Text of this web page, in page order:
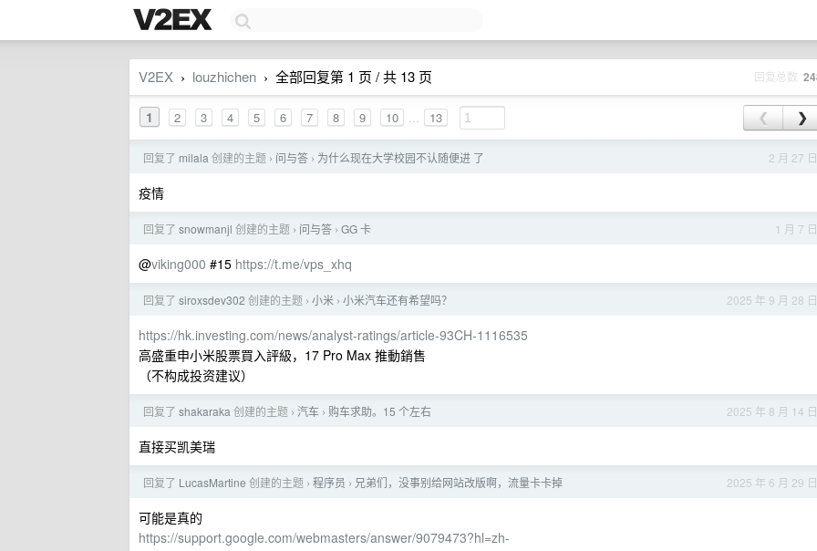
V2EX › louzhichen › 全部回复第 1 页 / 共 13 页 回复总数
1 2 3 4 5 6 7 8 9 10 ... 13 ❮ ❯
2 月 27 日
回复了 milala 创建的主题 › 问与答 › 为什么现在大学校园不认随便进 了
疫情
1 月 7 日
回复了 snowmanjl 创建的主题 › 问与答 › GG 卡
@viking000 #15 https://t.me/vps_xhq
2025 年 9 月 28 日
回复了 siroxsdev302 创建的主题 › 小米 › 小米汽车还有希望吗？
https://hk.investing.com/news/analyst-ratings/article-93CH-1116535
高盛重申小米股票買入評級，17 Pro Max 推動銷售
（不构成投资建议）
2025 年 8 月 14 日
回复了 shakaraka 创建的主题 › 汽车 › 购车求助。15 个左右
直接买凯美瑞
2025 年 6 月 29 日
回复了 LucasMartine 创建的主题 › 程序员 › 兄弟们，没事别给网站改版啊，流量卡卡掉
可能是真的
https://support.google.com/webmasters/answer/9079473?hl=zh-